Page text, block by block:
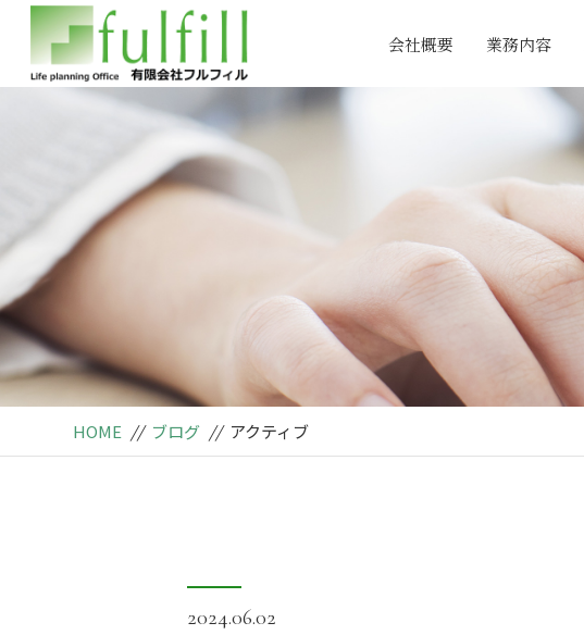
会社概要 業務内容
HOME // ブログ // アクティブ
2024.06.02